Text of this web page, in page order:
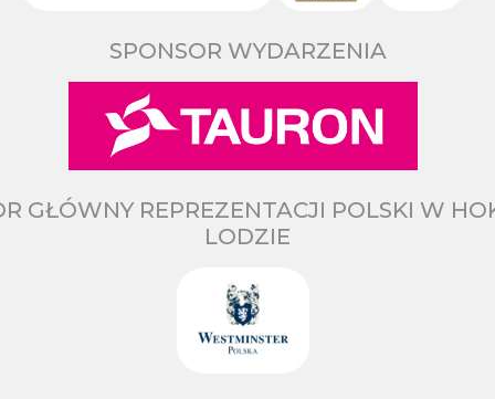
SPONSOR WYDARZENIA
GŁÓWNY REPREZENTACJI POLSKI W
LODZIE